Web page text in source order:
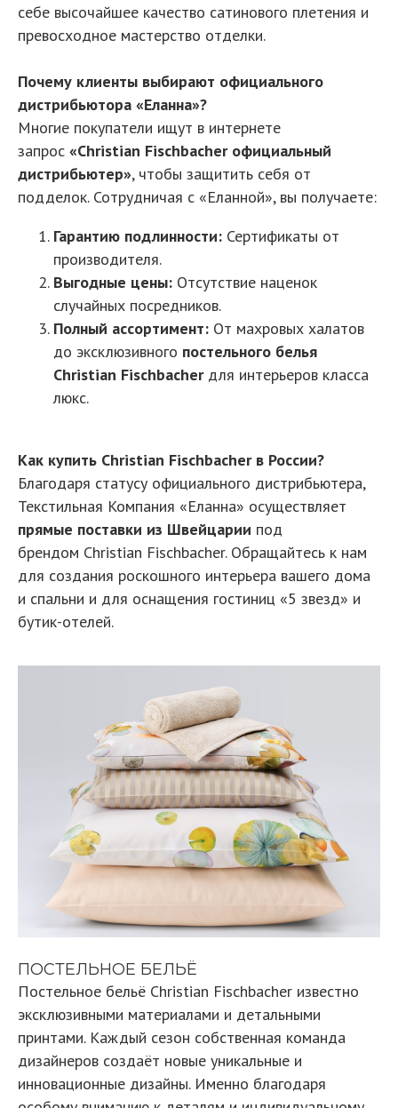
себе высочайшее качество сатинового плетения и
превосходное мастерство отделки.
Почему клиенты выбирают официального
дистрибьютора «Еланна»?
Многие покупатели ищут в интернете
запрос «Christian Fischbacher официальный
дистрибьютер», чтобы защитить себя от
подделок. Сотрудничая с «Еланной», вы получаете:
Гарантию подлинности: Сертификаты от
производителя.
Выгодные цены: Отсутствие наценок
случайных посредников.
Полный ассортимент: От махровых халатов
до эксклюзивного постельного белья
Christian Fischbacherдля интерьеров класса
люкс.
Как купить Christian Fischbacher в России?
Благодаря статусу официального дистрибьютера,
Текстильная Компания «Еланна» осуществляет
прямые поставки из Швейцарии под
брендом Christian Fischbacher. Обращайтесь к нам
для создания роскошного интерьера вашего дома
и спальни и для оснащения гостиниц «5 звезд» и
бутик-отелей.
ПОСТЕЛЬНОЕ БЕЛЬЁ
Постельное бельё Christian Fischbacher известно
эксклюзивными материалами и детальными
принтами. Каждый сезон собственная команда
дизайнеров создаёт новые уникальные и
инновационные дизайны. Именно благодаря